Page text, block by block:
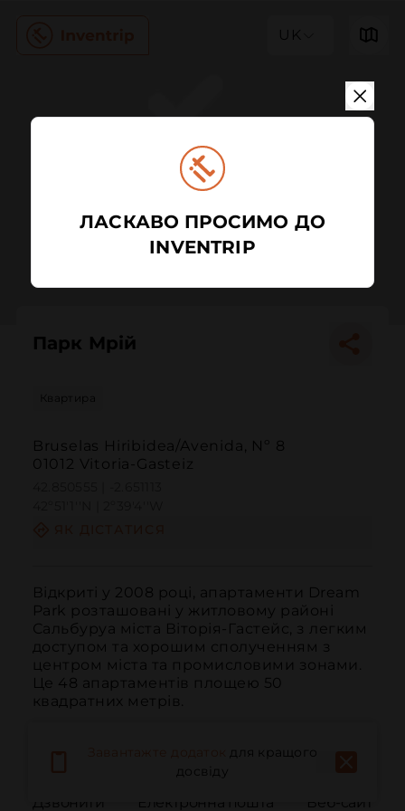
UK
Парк Мрій
Квартира
Bruselas Hiribidea/Avenida, Nº 8
01012 Vitoria-Gasteiz
Відкриті у 2008 році, апартаменти Dream
Park розташовані у житловому районі
Сальбуруа міста Віторія-Гастейс, з легким
доступом та хорошим сполученням з
центром міста та промисловими зонами.
Це 48 апартаментів площею 50
квадратних метрів.
Дзвонити Електронна пошта Веб-сайт
для кращого
досвіду
ЛАСКАВО ПРОСИМО ДО
INVENTRIP